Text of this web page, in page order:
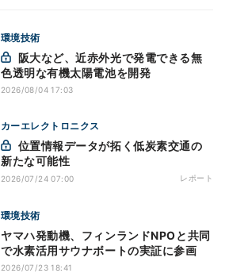
環境技術
色透明な有機太陽電池を開発
2026/08/04 17:03
カーエレクトロニクス
新たな可能性
2026/07/24 07:00 レポート
環境技術
ヤマハ発動機、フィンランドNPOと共同
で水素活用サウナボートの実証に参画
2026/07/23 18:41